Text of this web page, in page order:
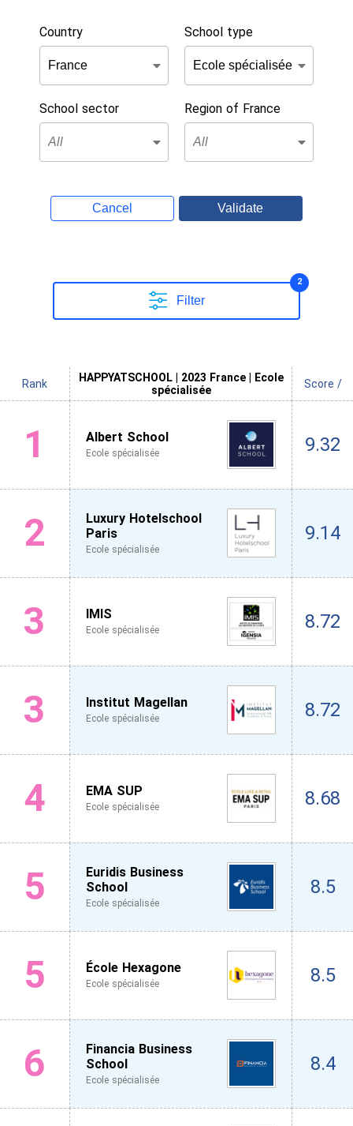
Country School type
School sector Region of France
Cancel Validate
Filter
2
Rank
HAPPYATSCHOOL | 2023 France | Ecole
spécialisée
Score /
1 Albert School
Ecole spécialisée 9.32
2
Luxury Hotelschool
Paris
Ecole spécialisée
9.14
3 IMIS
Ecole spécialisée 8.72
3 Institut Magellan
Ecole spécialisée 8.72
4 EMA SUP
Ecole spécialisée 8.68
5
Euridis Business
School
Ecole spécialisée
8.5
5 École Hexagone
Ecole spécialisée 8.5
6
Financia Business
School
Ecole spécialisée
8.4